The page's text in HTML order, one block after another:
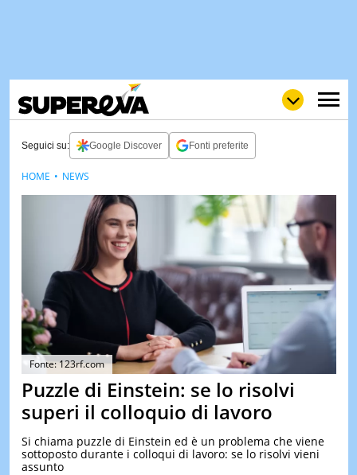
GULP
LOVE
WOW
POP
NEWS
STORIE
VIDEO
& TV
QUIZ
TEST
Seguici su: Google Discover Fonti preferite
Fonte: 123rf.com
Puzzle di Einstein: se lo risolvi
superi il colloquio di lavoro
Si chiama puzzle di Einstein ed è un problema che viene
sottoposto durante i colloqui di lavoro: se lo risolvi vieni
assunto
HOME NEWS